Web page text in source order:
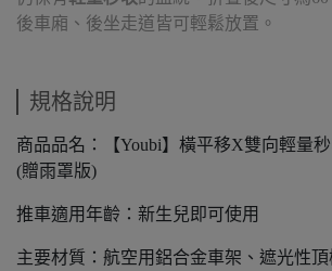
後車廂、後坐走道皆可輕鬆放置。
規格說明
商品品名：【Youbi】橫平移X雙向輕量
(贈雨罩版)
推車適用年齡：新生兒即可使用
主要材質：航空用鋁合金車架、遮光性